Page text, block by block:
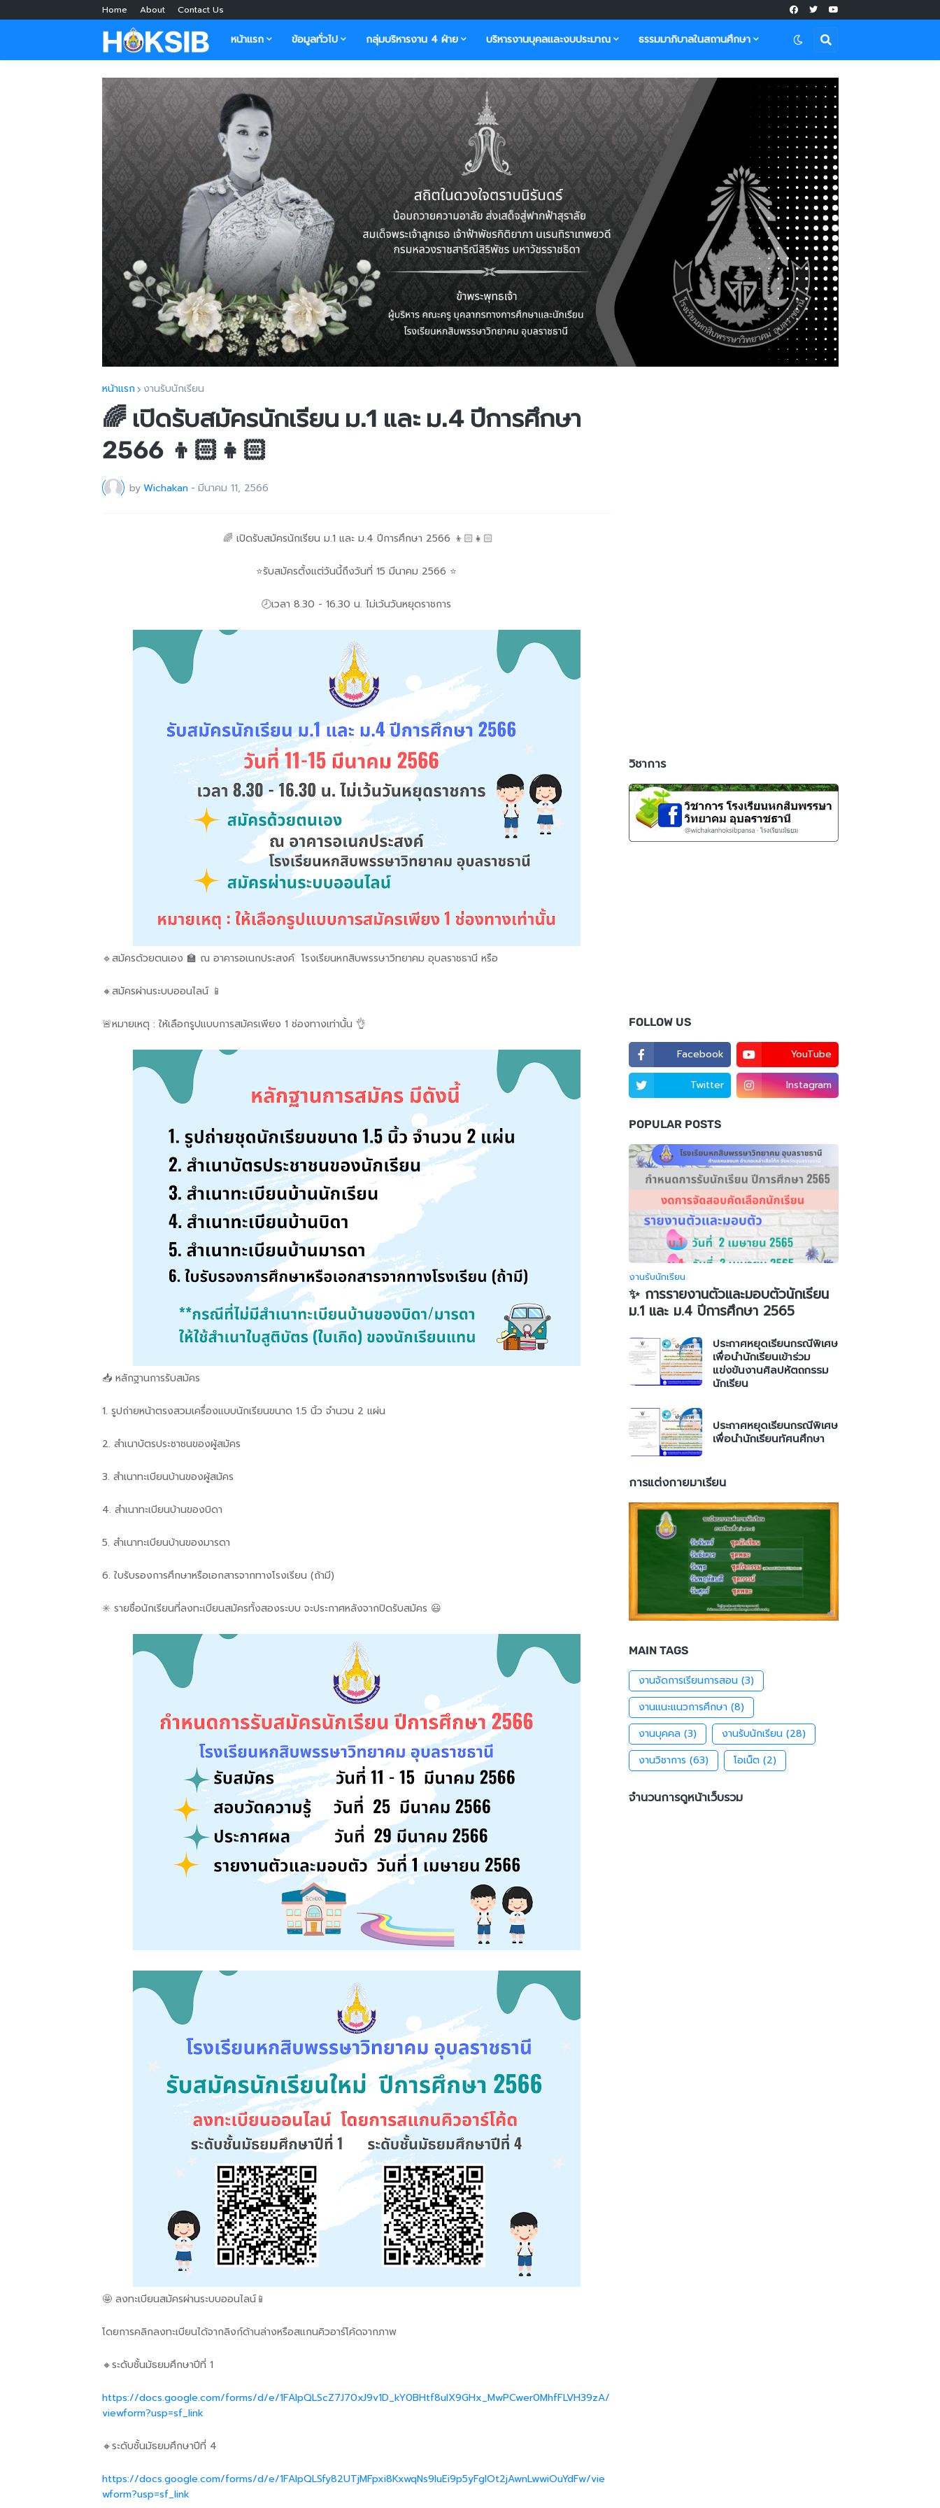
Home About Contact Us
หน้าแรก ข้อมูลทั่วไป กลุ่มบริหารงาน 4 ฝ่าย บริหารงานบุคลและงบประมาณ ธรรมมาภิบาลในสถานศึกษา
หน้าแรก งานรับนักเรียน
🌈 เปิดรับสมัครนักเรียน ม.1 และ ม.4 ปีการศึกษา
2566 👦🏻👧🏻
by Wichakan - มีนาคม 11, 2566
🌈 เปิดรับสมัครนักเรียน ม.1 และ ม.4 ปีการศึกษา 2566 👦🏻👧🏻
⭐️รับสมัครตั้งแต่วันนี้ถึงวันที่ 15 มีนาคม 2566 ⭐️
🕗เวลา 8.30 - 16.30 น. ไม่เว้นวันหยุดราชการ
🔹สมัครด้วยตนเอง 🏫 ณ อาคารอเนกประสงค์ โรงเรียนหกสิบพรรษาวิทยาคม อุบลราชธานี หรือ
🔸สมัครผ่านระบบออนไลน์ 📱
🚨หมายเหตุ : ให้เลือกรูปแบบการสมัครเพียง 1 ช่องทางเท่านั้น 👌
📥 หลักฐานการรับสมัคร
1. รูปถ่ายหน้าตรงสวมเครื่องแบบนักเรียนขนาด 1.5 นิ้ว จำนวน 2 แผ่น
2. สำเนาบัตรประชาชนของผู้สมัคร
3. สำเนาทะเบียนบ้านของผู้สมัคร
4. สำเนาทะเบียนบ้านของบิดา
5. สำเนาทะเบียนบ้านของมารดา
6. ใบรับรองการศึกษาหรือเอกสารจากทางโรงเรียน (ถ้ามี)
✳️ รายชื่อนักเรียนที่ลงทะเบียนสมัครทั้งสองระบบ จะประกาศหลังจากปิดรับสมัคร 😃
🤩 ลงทะเบียนสมัครผ่านระบบออนไลน์📱
โดยการคลิกลงทะเบียนได้จากลิงก์ด้านล่างหรือสแกนคิวอาร์โค้ดจากภาพ
🔸ระดับชั้นมัธยมศึกษาปีที่ 1
https://docs.google.com/forms/d/e/1FAIpQLScZ7J70xJ9v1D_kY0BHtf8ulX9GHx_MwPCwer0MhfFLVH39zA/
viewform?usp=sf_link
🔸ระดับชั้นมัธยมศึกษาปีที่ 4
https://docs.google.com/forms/d/e/1FAIpQLSfy82UTjMFpxi8KxwqNs9IuEi9p5yFgIOt2jAwnLwwiOuYdFw/vie
wform?usp=sf_link
วิชาการ
FOLLOW US
Facebook YouTube
Twitter Instagram
POPULAR POSTS
งานรับนักเรียน
✨ การรายงานตัวและมอบตัวนักเรียน
ม.1 และ ม.4 ปีการศึกษา 2565
ประกาศหยุดเรียนกรณีพิเศษ
เพื่อนำนักเรียนเข้าร่วม
แข่งขันงานศิลปหัตถกรรม
นักเรียน
ประกาศหยุดเรียนกรณีพิเศษ
เพื่อนำนักเรียนทัศนศึกษา
การแต่งกายมาเรียน
MAIN TAGS
งานจัดการเรียนการสอน (3)
งานแนะแนวการศึกษา (8)
งานบุคคล (3) งานรับนักเรียน (28)
งานวิชาการ (63) โอเน็ต (2)
จำนวนการดูหน้าเว็บรวม